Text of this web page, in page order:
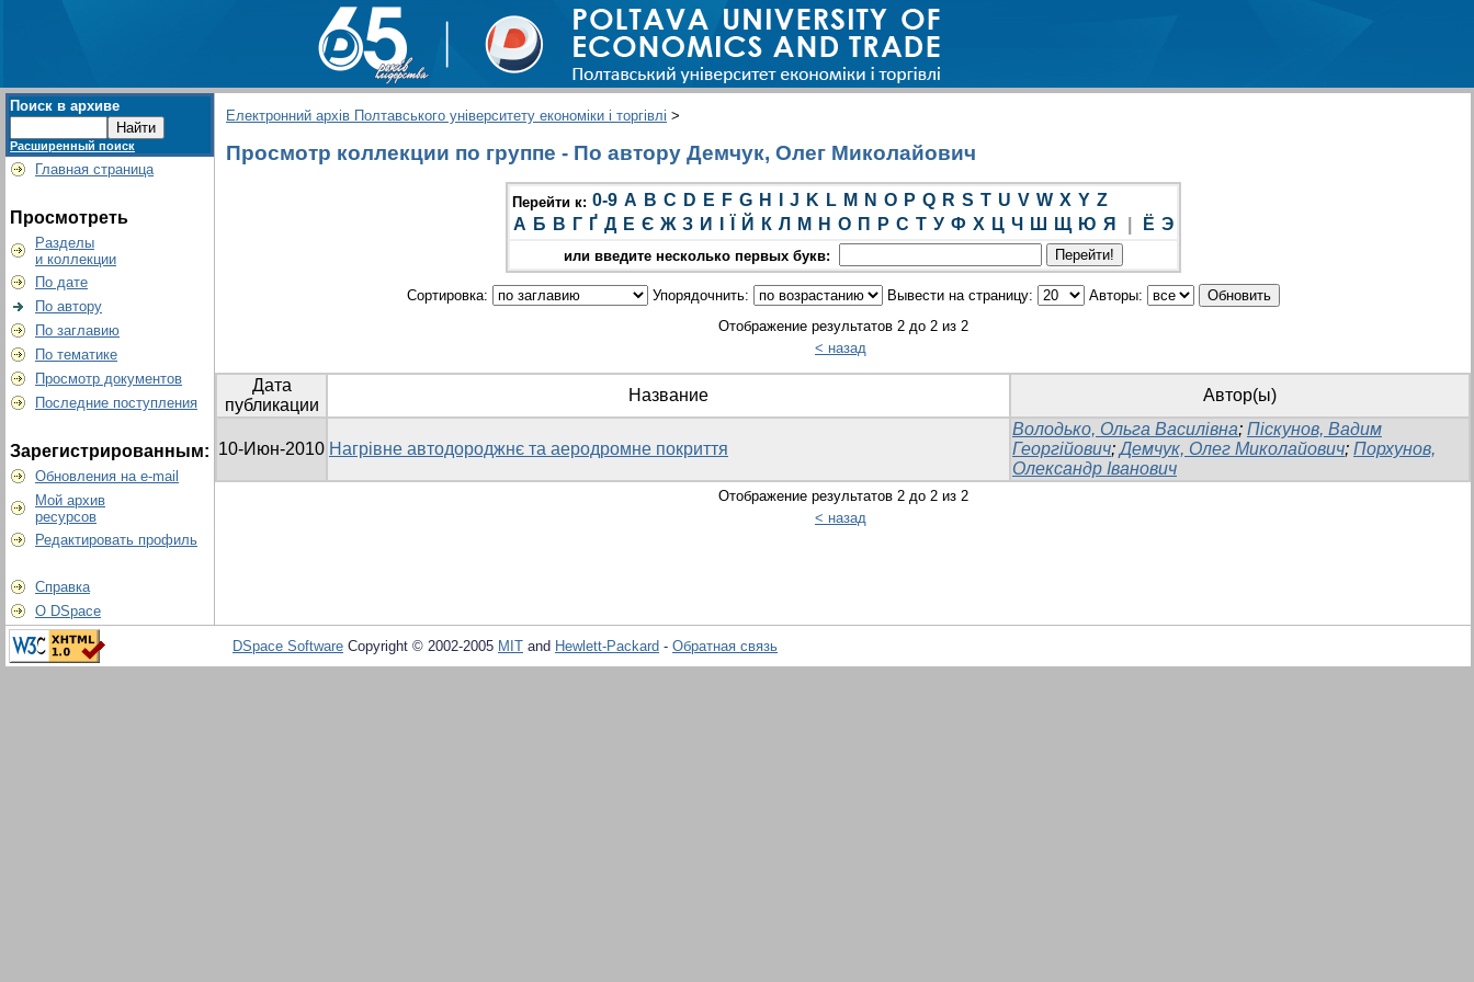
Поиск в архиве
Расширенный поиск
Главная страница
Просмотреть
Разделы
и коллекции
По дате
По автору
По заглавию
По тематике
Просмотр документов
Последние поступления
Зарегистрированным:
Обновления на e-mail
Мой архив
ресурсов
Редактировать профиль
Справка
О DSpace
Електронний архів Полтавського університету економіки і торгівлі >
Просмотр коллекции по группе - По автору Демчук, Олег Миколайович
Перейти к: 0-9 A B C D E F G H J K L M N O P Q R S T U V W X Y Z
А Б В Г Ґ Д Е Є Ж З И Й К Л М Н О П Р С Т У Ф Х Ц Ч Ш Щ Ю Я Ё Э
или введите несколько первых букв:
Сортировка: Упорядочнить: Вывести на страницу:
Авторы:
Отображение результатов 2 до 2 из 2
< назад
Дата
публикации
Название Автор(ы)
10-Июн-2010 Нагрівне автодороджнє та аеродромне покриття
Володько, Ольга Василівна; Піскунов, Вадим
Георгійович;Демчук, Олег Миколайович; Порхунов,
Олександр Іванович
Отображение результатов 2 до 2 из 2
< назад
DSpace Software Copyright © 2002-2005 MIT and Hewlett-Packard - Обратная связь